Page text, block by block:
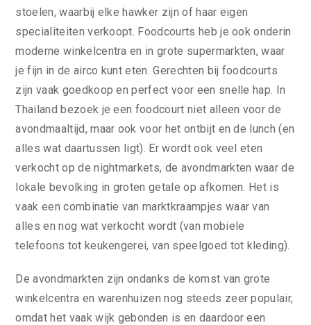
stoelen, waarbij elke hawker zijn of haar eigen
specialiteiten verkoopt. Foodcourts heb je ook onderin
moderne winkelcentra en in grote supermarkten, waar
je fijn in de airco kunt eten. Gerechten bij foodcourts
zijn vaak goedkoop en perfect voor een snelle hap. In
Thailand bezoek je een foodcourt niet alleen voor de
avondmaaltijd, maar ook voor het ontbijt en de lunch (en
alles wat daartussen ligt). Er wordt ook veel eten
verkocht op de nightmarkets, de avondmarkten waar de
lokale bevolking in groten getale op afkomen. Het is
vaak een combinatie van marktkraampjes waar van
alles en nog wat verkocht wordt (van mobiele
telefoons tot keukengerei, van speelgoed tot kleding).
De avondmarkten zijn ondanks de komst van grote
winkelcentra en warenhuizen nog steeds zeer populair,
omdat het vaak wijk gebonden is en daardoor een